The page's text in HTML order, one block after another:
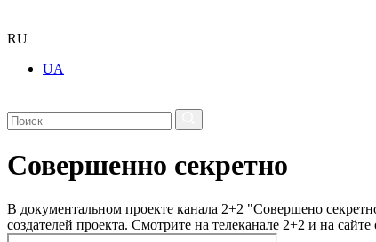
RU
UA
Совершенно секретно
В документальном проекте канала 2+2 "Совершено
создателей проекта. Смотрите на телеканале 2+2 и на сайте